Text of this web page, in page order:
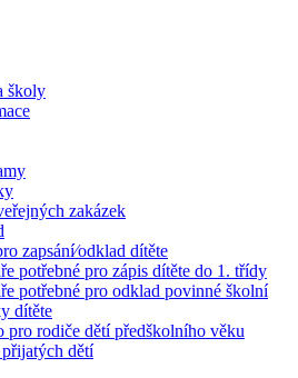
školy
zakázek
zapsání⁄odklad dítěte
potřebné pro zápis dítěte do 1. třídy
potřebné pro odklad povinné školní
dítěte
pro rodiče dětí předškolního věku
přijatých dětí